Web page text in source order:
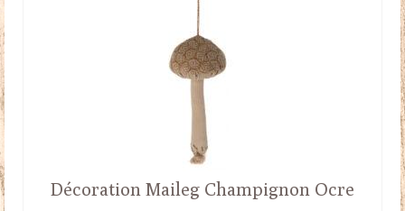
Décoration Maileg Champignon Ocre